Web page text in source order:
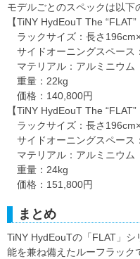
モデルごとのスペックは以下
【TiNY HydEouT The “FLAT”
ラックサイズ：長さ
サイドオーニングスペース
マテリアル：アルミニウム
重量：22kg
価格：140,800円
【TiNY HydEouT The “FLAT”
ラックサイズ：長さ
サイドオーニングスペース
マテリアル：アルミニウム
重量：24kg
価格：151,800円
まとめ
TiNY HydEouTの「FLAT」
能を兼ね備えたルーフラック